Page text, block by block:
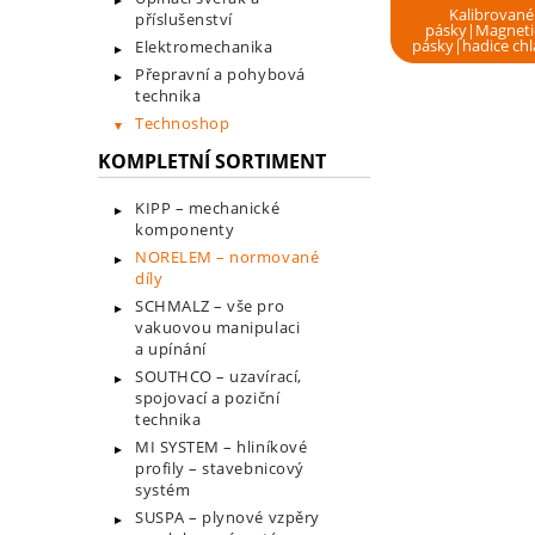
příslušenství
Elektromechanika
Přepravní a pohybová
technika
Technoshop
KOMPLETNÍ SORTIMENT
KIPP – mechanické
komponenty
NORELEM – normované
díly
SCHMALZ – vše pro
vakuovou manipulaci
a upínání
SOUTHCO – uzavírací,
spojovací a poziční
technika
MI SYSTEM – hliníkové
profily – stavebnicový
systém
SUSPA – plynové vzpěry
Kalibrované
pásky|hadice